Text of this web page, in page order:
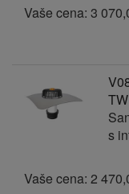
Vaše cena: 3
s
Vaše cena: 2